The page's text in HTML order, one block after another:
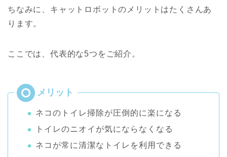
ちなみに、キャットロボットのメリットはたくさんあ
ります。
ここでは、代表的な5つをご紹介。
ネコのトイレ掃除が圧倒的に楽になる
トイレのニオイが気にならなくなる
ネコが常に清潔なトイレを利用できる